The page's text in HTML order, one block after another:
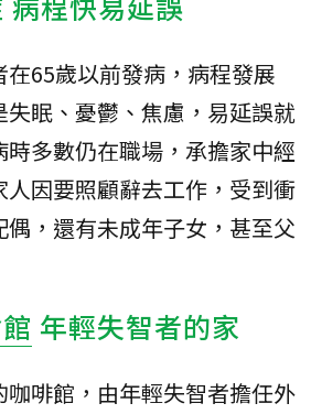
65歲以前發病，病程發展
眠、憂鬱、焦慮，易延誤就
多數仍在職場，承擔家中經
因要照顧辭去工作，受到衝
，還有未成年子女，甚至父
年輕失智者的家
啡館，由年輕失智者擔任外